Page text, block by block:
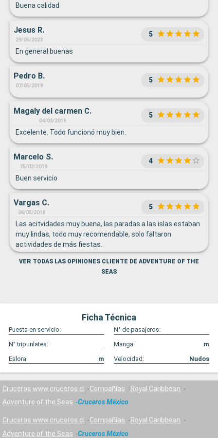
Buena calidad
Jesus R.
29/05/2023
5
En general buenas
Pedro B.
07/05/2019
5
Magaly del carmen C.
04/03/2019
5
Excelente. Todo funcionó muy bien.
Marcelo S.
25/02/2019
4
Buen servicio
Vargas C.
06/05/2018
5
Las acitvidades muy buena, las paradas a las islas estaban
muy lindas, todo muy recomendable, solo faltaron
actividades de más fiestas.
VER TODAS LAS OPINIONES CLIENTE DE ADVENTURE OF THE
SEAS
Ficha Técnica
Puesta en servicio:
N° de pasajeros:
N° tripunlates:
Manga:
m
Eslora:
m Velocidad: Nudos
Cruceros www.cruceros.cl Compañías
Royal Caribbean
Adventure of the Seas
Cruceros México
Cruceros www.cruceros.cl Compañías
Royal Caribbean
Adventure of the Seas
Cruceros México